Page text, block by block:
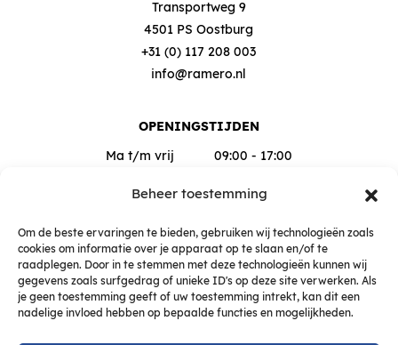
Beheer toestemming
Om de beste ervaringen te bieden, gebruiken wij technologieën zoals
cookies om informatie over je apparaat op te slaan en/of te
raadplegen. Door in te stemmen met deze technologieën kunnen wij
gegevens zoals surfgedrag of unieke ID's op deze site verwerken. Als
je geen toestemming geeft of uw toestemming intrekt, kan dit een
nadelige invloed hebben op bepaalde functies en mogelijkheden.
Transportweg 9
4501 PS Oostburg
+31 (0) 117 208 003
info@ramero.nl
OPENINGSTIJDEN
Ma t/m vrij
09:00 - 17:00
Buiten deze tijden op afspraak